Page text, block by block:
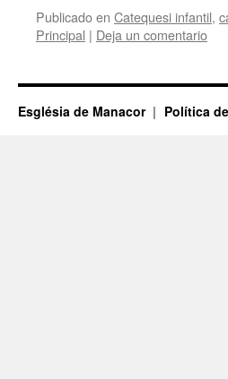
Publicado en Catequesi infantil,
Principal | Deja un comentario
Església de Manacor Política